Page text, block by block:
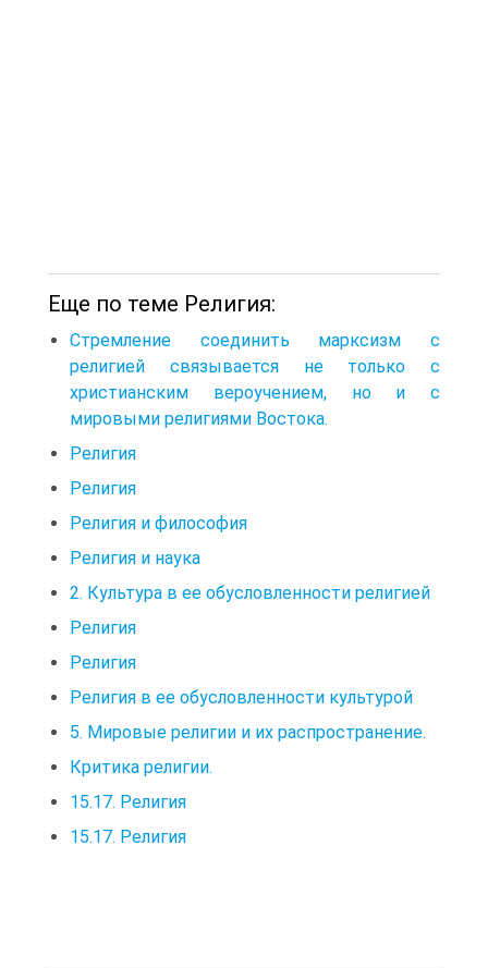
Еще по теме Религия:
Стремление соединить марксизм с
религией связывается не только с
христианским вероучением, но и с
мировыми религиями Востока.
Религия
Религия
Религия и философия
Религия и наука
2. Культура в ее обусловленности религией
Религия
Религия
Религия в ее обусловленности культурой
5. Мировые религии и их распространение.
Критика религии.
15.17. Религия
15.17. Религия